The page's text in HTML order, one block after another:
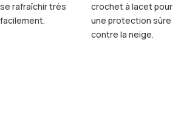
se rafraîchir très
facilement.
crochet à lacet pour
une protection sûre
contre la neige.